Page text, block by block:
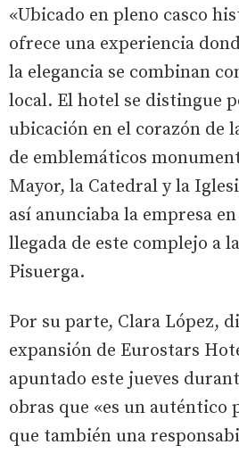
«Ubicado en pleno casco
ofrece una experiencia
la elegancia se combinan
local. El hotel se distingue
ubicación en el corazón de
de emblemáticos
Mayor, la Catedral y la
así anunciaba la empresa
llegada de este complejo a
Pisuerga.
Por su parte, Clara López,
expansión de Eurostars
apuntado este jueves
obras que «es un
que también una